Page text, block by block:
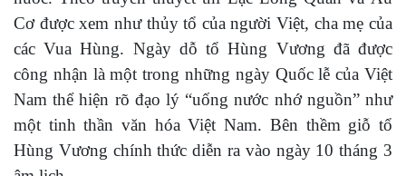
Cơ được xem như thủy tổ của người Việt, cha mẹ của
các Vua Hùng. Ngày dỗ tổ Hùng Vương đã được
công nhận là một trong những ngày Quốc lễ của Việt
Nam thể hiện rõ đạo lý “uống nước nhớ nguồn” như
một tinh thần văn hóa Việt Nam. Bên thềm giỗ tổ
Hùng Vương chính thức diễn ra vào ngày 10 tháng 3